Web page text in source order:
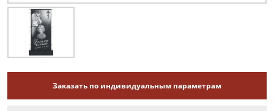
Заказать по индивидуальным параметрам